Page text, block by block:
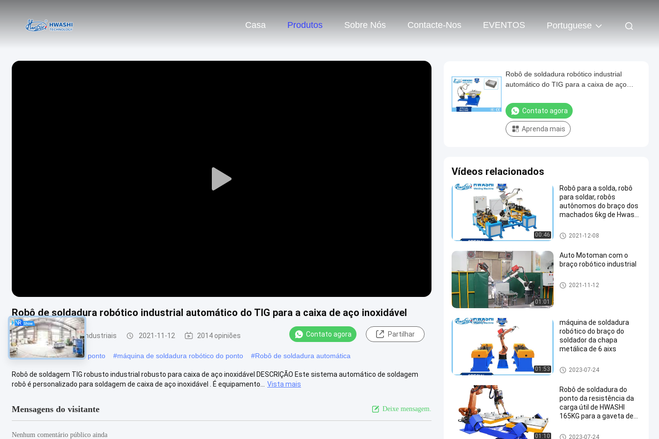
Casa Produtos Sobre Nós Contacte-Nos EVENTOS Portuguese
Play
Robô de soldadura robótico industrial automático do TIG para a caixa de aço inoxidável
robôs de soldadura industriais 2021-11-12 2014 opiniões Contato agora Partilhar
#robôs de soldadura do ponto #máquina de soldadura robótico do ponto #Robô de soldadura automática
Robô de soldagem TIG robusto industrial robusto para caixa de aço inoxidável DESCRIÇÃO Este sistema automático de soldagem
robô é personalizado para soldagem de caixa de aço inoxidável . É equipamento...
Vista mais
Mensagens do visitante Deixe mensagem.
Nenhum comentário público ainda
Robô de soldadura robótico industrial
automático do TIG para a caixa de aço
Contato agora
Aprenda mais
Vídeos relacionados
00:46
Robô para a solda, robô
para soldar, robôs
autônomos do braço dos
machados 6kg de Hwashi
robôs de soldadura industriai
s
2021-12-08
01:01
Auto Motoman com o
braço robótico industrial
robôs de soldadura industriai
s
2021-11-12
01:53
máquina de soldadura
robótico do braço do
soldador da chapa
metálica de 6 aixs
robôs de soldadura industriai
s
2023-07-24
01:10
Robô de soldadura do
ponto da resistência da
carga útil de HWASHI
165KG para a gaveta de
de aço suave
robôs de soldadura industriai
2023-07-24